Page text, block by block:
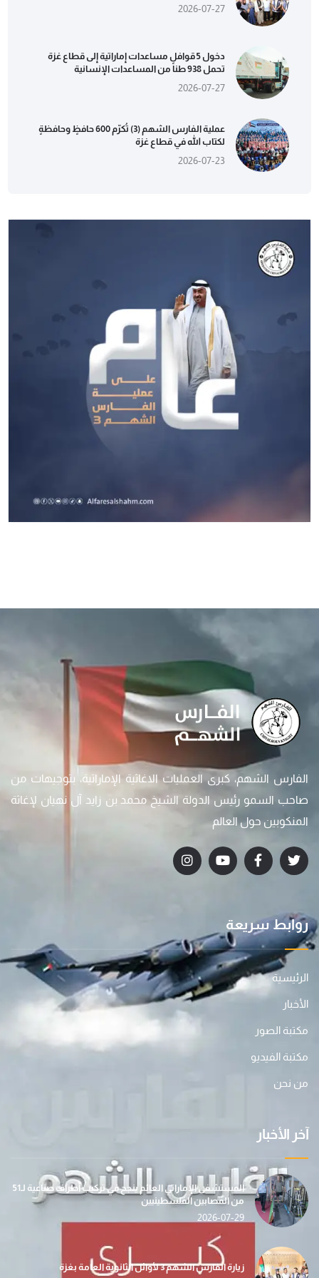
2026-07-27
دخول 5 قوافل مساعدات إماراتية إلى قطاع غزة
تحمل 938 طناً من المساعدات الإنسانية
2026-07-27
عملية الفارس الشهم (3) تُكرّم 600 حافظٍ وحافظةٍ
لكتاب الله في قطاع غزة
2026-07-23
الفارس الشهم، كبرى العمليات الاغاثية الإماراتية، بتوجيهات من
صاحب السمو رئيس الدولة الشيخ محمد بن زايد آل نهيان لإغاثة
المنكوبين حول العالم
روابط سريعة
الرئيسية
الأخبار
مكتبة الصور
مكتبة الفيديو
من نحن
آخر الأخبار
المستشفى الإماراتي العائم ينجح في تركيب أطراف صناعية لـ51
من المصابين الفلسطينيين
2026-07-29
زيارة الفارس الشهم 3 لأوائل الثانوية العامة بغزة